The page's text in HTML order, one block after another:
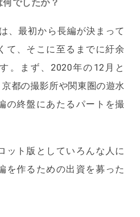
でしたか？
、最初から長編が決まって
て、そこに至るまでに紆余
。まず、2020年の12月と
都の撮影所や関東圏の遊水
の終盤にあたるパートを撮
ット版としていろんな人に
を作るための出資を募った